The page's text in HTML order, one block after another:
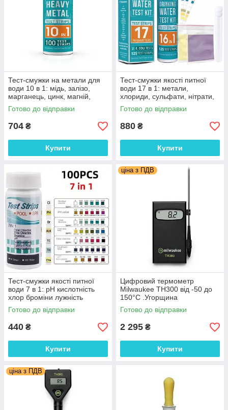
Тест-смужки на метали для
води 10 в 1: мідь, залізо,
марганець, цинк, магній,
кальцій, ртуть, хром, свинець,
кадмій 100 шт.
Готово до відправки
704 ₴
Купити
Тест-смужки якості питної
води 17 в 1: метали,
хлориди, сульфати, нітрати,
фториди, лужність та інш.
127 шт.
Готово до відправки
880 ₴
Купити
Тест-смужки якості питної
води 7 в 1: рН кислотність
хлор броміни лужність
загальна жорсткість цианіди
100 шт.
Готово до відправки
440 ₴
Купити
ціна з ПДВ
Цифровий термометр
Milwaukee TH300 від -50 до
150°C .Угорщина
Готово до відправки
2 295 ₴
Купити
ціна з ПДВ